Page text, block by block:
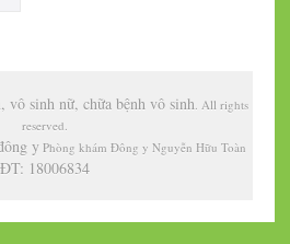
vô sinh nữ, chữa bệnh vô sinh. All rights
reserved.
yPhòng khám Đông y Nguyễn Hữu Toàn
ĐT: 18006834